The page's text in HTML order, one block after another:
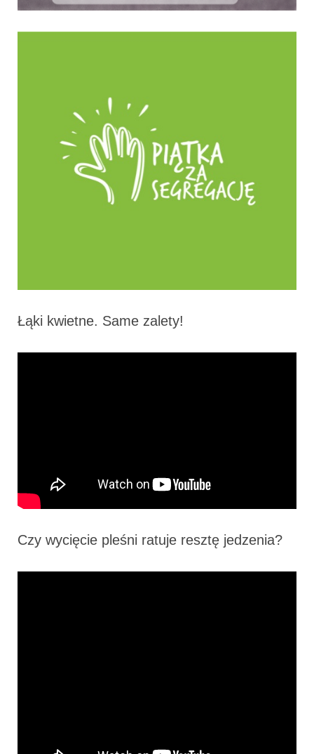
Łąki kwietne. Same zalety!
Czy wycięcie pleśni ratuje resztę jedzenia?